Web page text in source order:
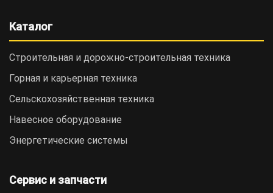
Каталог
Строительная и дорожно-cтроительная техника
Горная и карьерная техника
Сельскохозяйственная техника
Навесное оборудование
Энергетические системы
Сервис и запчасти